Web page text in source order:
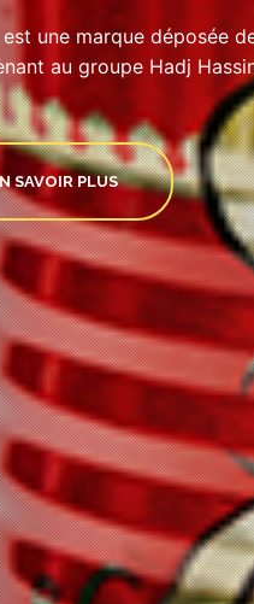
une marque déposée
au groupe Hadj
SAVOIR PLUS